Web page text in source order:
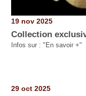
19 nov 2025
Collection
Infos sur : "En savoir +"
29 oct 2025